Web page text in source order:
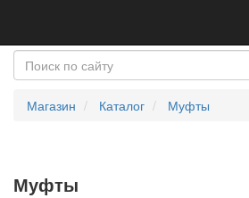
Магазин Каталог Муфты
Муфты